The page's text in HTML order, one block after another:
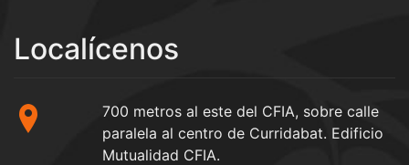
Localícenos
700 metros al este del CFIA, sobre calle
paralela al centro de Curridabat. Edificio
Mutualidad CFIA.